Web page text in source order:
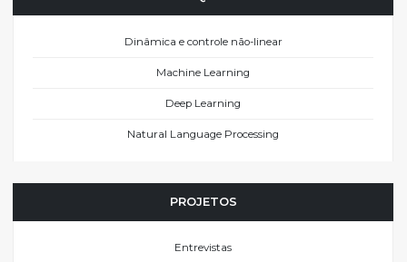
Dinâmica e controle não-linear
Machine Learning
Deep Learning
Natural Language Processing
PROJETOS
Entrevistas